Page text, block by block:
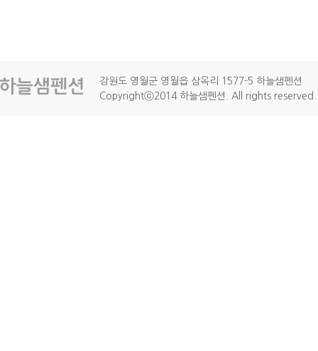
강원도 영월군 영월읍 삼옥리 1577-5 하늘샘펜션
Copyrightⓒ2014 하늘샘펜션. All rights reserved.